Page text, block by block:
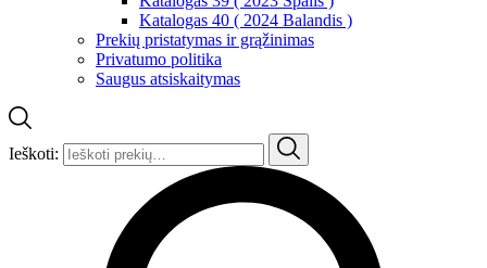
Katalogas 40 ( 2024 Balandis )
Prekių pristatymas ir grąžinimas
Privatumo politika
Saugus atsiskaitymas
Ieškoti: